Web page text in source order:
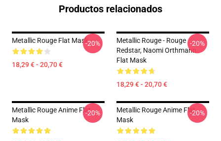
Productos relacionados
Metallic Rouge Flat Mask
18,29 € - 20,70 €
-20%
Metallic Rouge - Rouge
Redstar, Naomi Orthmann
Flat Mask
18,29 € - 20,70 €
-20%
Metallic Rouge Anime Flat
Mask
-20%
Metallic Rouge Anime Flat
Mask
-20%